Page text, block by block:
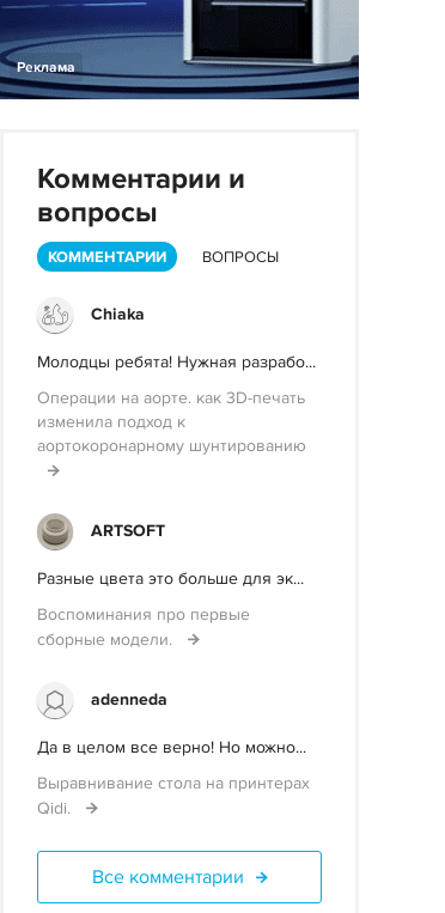
Реклама
Комментарии и
вопросы
КОММЕНТАРИИ ВОПРОСЫ
Chiaka
Молодцы ребята! Нужная разрабо...
Операции на аорте. как 3D-печать
изменила подход к
аортокоронарному шунтированию
ARTSOFT
Разные цвета это больше для эк...
Воспоминания про первые
сборные модели.
adenneda
Да в целом все верно! Но можно...
Выравнивание стола на принтерах
Qidi.
Все комментарии